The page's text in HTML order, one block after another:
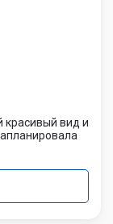
красивый вид и